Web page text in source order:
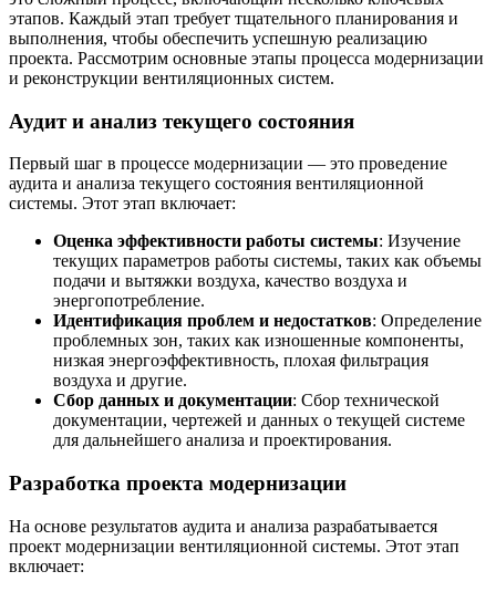
этапов. Каждый этап требует тщательного планирования и
выполнения, чтобы обеспечить успешную реализацию
проекта. Рассмотрим основные этапы процесса модернизации
и реконструкции вентиляционных систем.
Аудит и анализ текущего состояния
Первый шаг в процессе модернизации — это проведение
аудита и анализа текущего состояния вентиляционной
системы. Этот этап включает:
Оценка эффективности работы системы: Изучение
текущих параметров работы системы, таких как объемы
подачи и вытяжки воздуха, качество воздуха и
энергопотребление.
Идентификация проблем и недостатков: Определение
проблемных зон, таких как изношенные компоненты,
низкая энергоэффективность, плохая фильтрация
воздуха и другие.
Сбор данных и документации: Сбор технической
документации, чертежей и данных о текущей системе
для дальнейшего анализа и проектирования.
Разработка проекта модернизации
На основе результатов аудита и анализа разрабатывается
проект модернизации вентиляционной системы. Этот этап
включает: